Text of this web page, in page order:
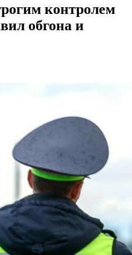
контролем
обгона и